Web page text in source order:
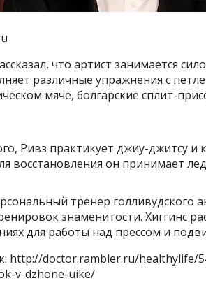
что артист занимается
различные упражнения с
мяче, болгарские сплит-
Ривз практикует джиу-джитсу и
восстановления он принимает
тренер голливудского
знаменитости. Хиггинс
для работы над прессом и
http://doctor.rambler.ru/
v-dzhone-uike/